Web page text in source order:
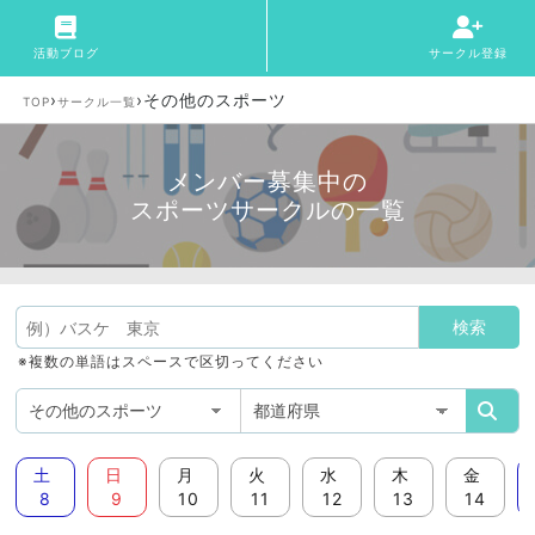
活動ブログ サークル登録
TOP›サークル一覧 ›その他のスポーツ
メンバー募集中の
スポーツサークルの一覧
※複数の単語はスペースで区切ってください
土
8
日
9
月
10
火
11
水
12
木
13
金
14